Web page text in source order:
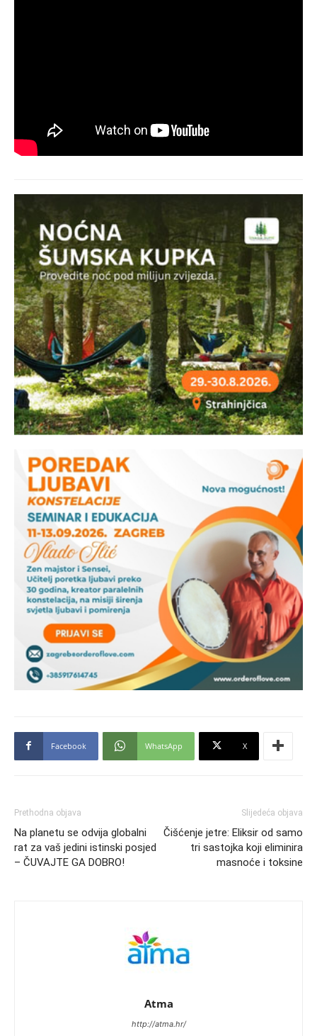
Facebook WhatsApp X
Prethodna objava
Na planetu se odvija globalni
rat za vaš jedini istinski posjed
– ČUVAJTE GA DOBRO!
Slijedeća objava
Čišćenje jetre: Eliksir od samo
tri sastojka koji eliminira
masnoće i toksine
Atma
http://atma.hr/